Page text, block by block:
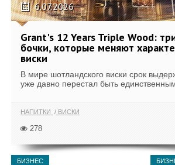
6.07.2026
Grant's 12 Years Triple Wood:
бочки, которые меняют
виски
В мире шотландского виски срок
уже давно перестал быть
НАПИТКИ ВИСКИ
278
БИЗНЕС